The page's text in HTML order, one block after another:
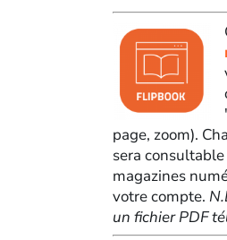
page, zoom).
sera
magazines
votre compte.
un fichier PDF